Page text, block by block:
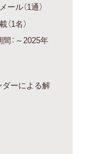
ル（1通）
1名）
：～2025年
ーによる解